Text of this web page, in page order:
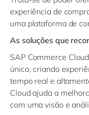
retargeting do
que abandonaram
Merchandising
a promoção de bens
nos objetivos de
cliente.
Segmentação
do comércio através
Gerenciamento de
para digitalizar e
de negócios de
POS Omnichannel:
omnichannel
POS Móvel: Para
clientes e
de venda.
Transferência e
experiência de
uma plataforma de
As soluções que
SAP Commerce
único, criando
tempo real e
Cloud ajuda a
com uma visão e